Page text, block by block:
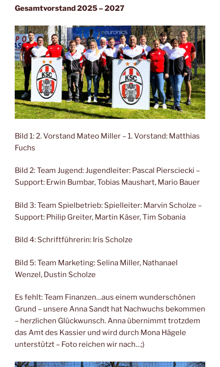
Gesamtvorstand 2025 – 2027
Bild 1: 2. Vorstand Mateo Miller – 1. Vorstand: Matthias
Fuchs
Bild 2: Team Jugend: Jugendleiter: Pascal Piersciecki –
Support: Erwin Bumbar, Tobias Maushart, Mario Bauer
Bild 3: Team Spielbetrieb: Spielleiter: Marvin Scholze –
Support: Philip Greiter, Martin Käser, Tim Sobania
Bild 4: Schriftführerin: Iris Scholze
Bild 5: Team Marketing: Selina Miller, Nathanael
Wenzel, Dustin Scholze
Es fehlt: Team Finanzen…aus einem wunderschönen
Grund – unsere Anna Sandt hat Nachwuchs bekommen
– herzlichen Glückwunsch. Anna übernimmt trotzdem
das Amt des Kassier und wird durch Mona Hägele
unterstützt – Foto reichen wir nach…;)